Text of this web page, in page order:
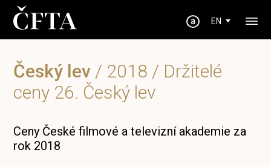
EN
Český lev / 2018 / Držitelé
ceny 26. Český lev
Ceny České filmové a televizní akademie za
rok 2018